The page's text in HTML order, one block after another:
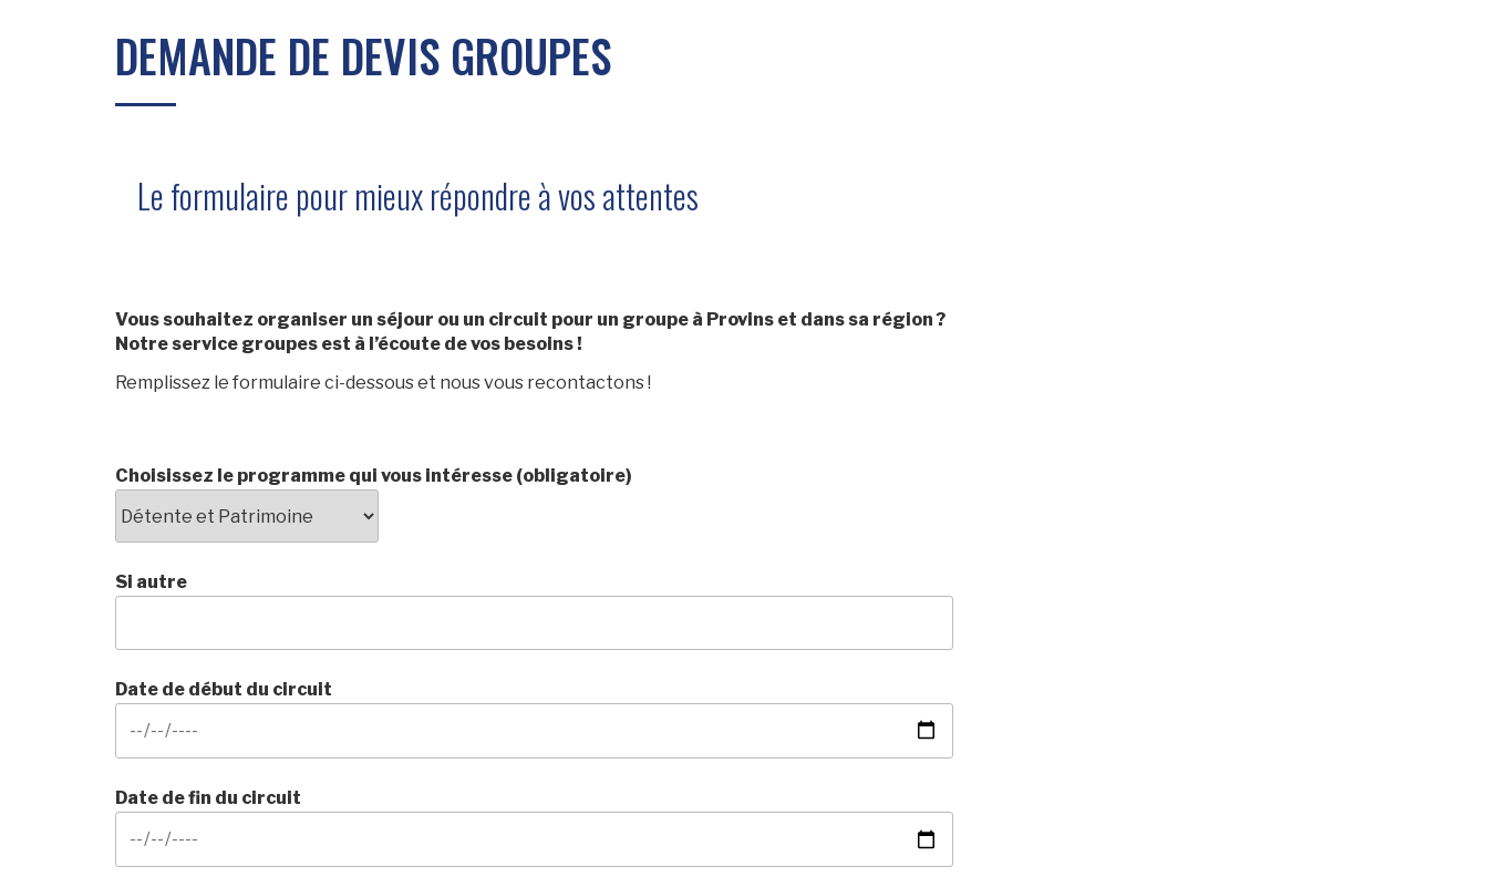
DEMANDE DE DEVIS GROUPES
Le formulaire pour mieux répondre à vos attentes
Vous souhaitez organiser un séjour ou un circuit pour un groupe à Provins et dans sa région ?
Notre service groupes est à l’écoute de vos besoins !
Remplissez le formulaire ci-dessous et nous vous recontactons !
Choisissez le programme qui vous intéresse (obligatoire)
Si autre
Date de début du circuit
Date de fin du circuit